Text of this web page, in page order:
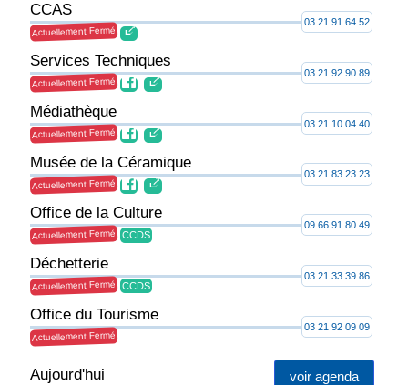
CCAS
Actuellement Fermé
03 21 91 64 52
Services Techniques
Actuellement Fermé
03 21 92 90 89
Médiathèque
Actuellement Fermé
03 21 10 04 40
Musée de la Céramique
Actuellement Fermé
03 21 83 23 23
Office de la Culture
Actuellement Fermé
09 66 91 80 49
Déchetterie
Actuellement Fermé
CCDS
03 21 33 39 86
Office du Tourisme
Actuellement Fermé
CCDS
03 21 92 09 09
voir agenda
Aujourd'hui